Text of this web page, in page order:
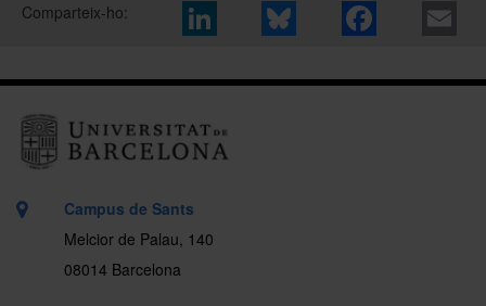
Comparteix-ho:
Campus de Sants
Melcior de Palau, 140
08014 Barcelona